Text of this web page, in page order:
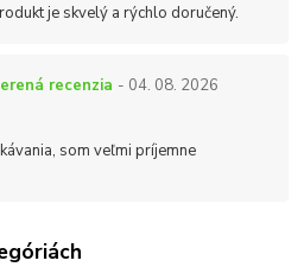
je skvelý a rýchlo doručený.
recenzia - 04. 08. 2026
som veľmi príjemne